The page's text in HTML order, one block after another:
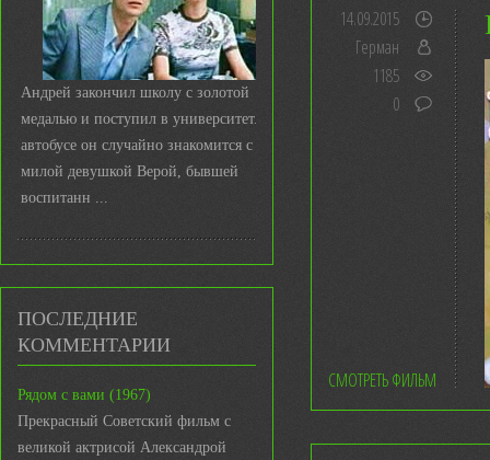
Андрей закончил школу с золотой
медалью и поступил в университет. В
автобусе он случайно знакомится с
милой девушкой Верой, бывшей
воспитанн ...
ПОСЛЕДНИЕ
КОММЕНТАРИИ
Рядом с вами (1967)
Прекрасный Советский фильм с
великой актрисой Александрой
14.09.2015
Герман
1185
0
СМОТРЕТЬ ФИЛЬМ